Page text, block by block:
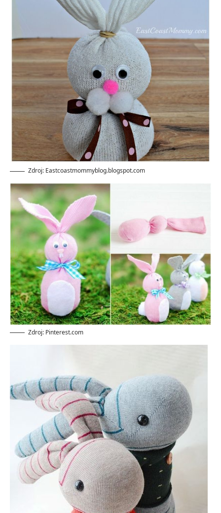
Zdroj: Eastcoastmommyblog.blogspot.com
Zdroj: Pinterest.com